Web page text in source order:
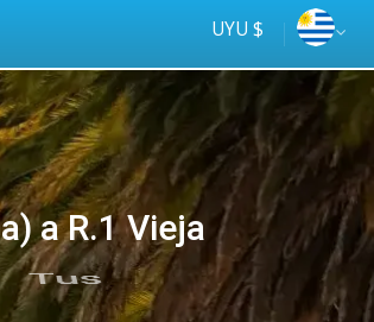
UYU $
a R.1 Vieja